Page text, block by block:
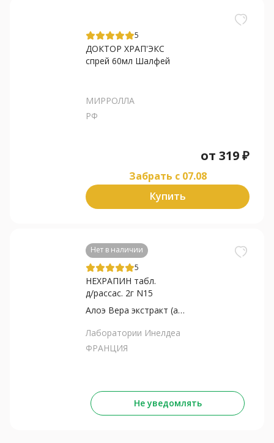
5
ДОКТОР ХРАП'ЭКС
спрей 60мл Шалфей
МИРРОЛЛА
РФ
от 319₽
Забрать c 07.08
Купить
Нет в наличии
5
НЕХРАПИН табл.
д/рассас. 2г N15
Алоэ Вера экстракт (антрахиноны)+Мят...
Лаборатории Инелдеа
ФРАНЦИЯ
Не уведомлять